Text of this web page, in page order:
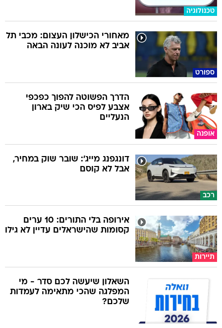
טכנולוגיה
ספורט
מאחורי הכישלון העצום: מכבי תל
אביב לא מוכנה לעונה הבאה
אופנה
הדרך הפשוטה להפוך כפכפי
אצבע לפיס הכי שיק בארון
הנעליים
רכב
דונגפנג מייג': שובר שוק במחיר,
אבל לא קוסם
תיירות
אירופה בלי התורים: 10 ערים
קסומות שהישראלים עדיין לא גילו
השאלון שיעשה לכם סדר - מי
המפלגה שהכי מתאימה לעמדות
שלכם?